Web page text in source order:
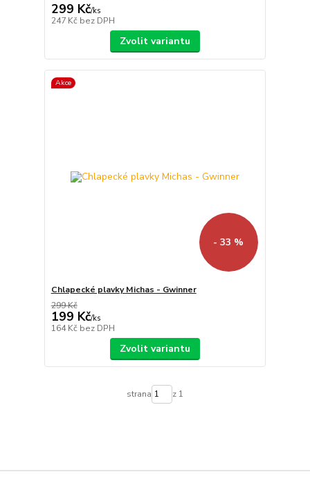
299 Kč/ks
247 Kč bez DPH
Zvolit variantu
Akce
- 33 %
Chlapecké plavky Michas - Gwinner
299 Kč
199 Kč/ks
164 Kč bez DPH
Zvolit variantu
strana z 1